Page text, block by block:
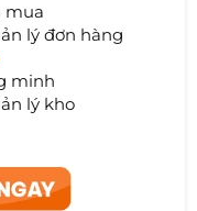
mua
lý đơn hàng
minh
lý kho